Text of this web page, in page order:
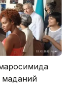
маданий